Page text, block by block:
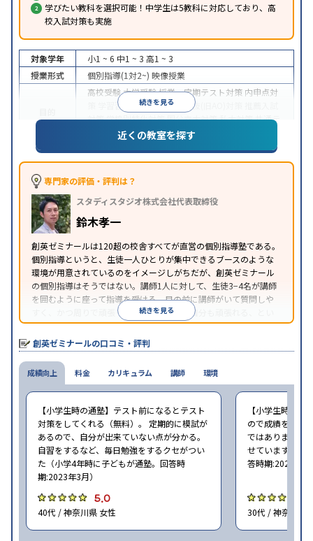
学びたい教科を選択可能！中学生は5教科に対応しており、高
校入試対策も実施
続きを見る
対象学年 小1 ~ 6 中1 ~ 3 高1 ~ 3
授業形式
個別指導(1対2~) 映像授業
高校受験大学受験授業・定期テスト対策 内申点対
学習習慣の定着総合型選抜(旧AO)対策
対策学校別特化対策国公立大対策私大対策共通テ
スト対策英検(英語検定)対策
特徴
中高一貫校生に対応授業の振替可能学習にPC・タ
ブレットを利用1科目から受講可能季節講習のみの
受講可自習室あり
※2023年3月調査。
近くの教室を探す
専門家の評価・評判は？
スタディスタジオ株式会社代表取締役
鈴木孝一
創英ゼミナールは120超の校舎すべてが直営の個別指導塾である。
個別指導というと、生徒一人ひとりが集中できるブースのような
環境が用意されているのをイメージしがちだが、創英ゼミナール
の個別指導はそうではない。講師1人に対して、生徒3−4名が講師
を囲むように座って指導を受ける。目の前に講師がいて質問しや
すく、かつ周りで頑張っている仲間がいて自分も頑張れる、とい
う環境を実現している。
続きを見る
創英ゼミナールの口コミ・評判
成績向上
【小学生時の通塾】テスト前になるとテスト
対策をしてくれる（無料）。 定期的に模試が
あるので、自分が出来ていない点が分かる。
自習をするなど、毎日勉強をするクセがつい
た（小学4年時に子どもが通塾。回答時
期:2023年3月）
5.0
40代 / 神奈川県 女性
【小学生時の通
ので成績を向上
ではありません
せています（小
答時期:2023年3
30代 / 神奈川県
料金 カリキュラム 講師 環境